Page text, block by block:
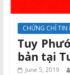
CHỨNG CHỈ TIN
Tuy
bản tại
June 5, 2019